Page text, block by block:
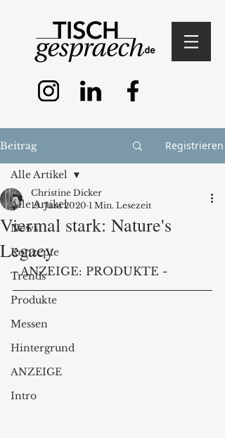
Beitrag Registrieren
Alle Artikel
News
Konzepte
Trends
Produkte
Messen
Hintergrund
ANZEIGE
Intro
Alle Artikel
Viermal stark: Nature's
Legacy
Christine Dicker
19. Juni 2020 1 Min. Lesezeit
- ANZEIGE: PRODUKTE -